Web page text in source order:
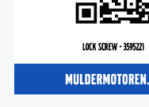
Onderdelen
Motoren
Onderdelen
Service
Service en onderhoud